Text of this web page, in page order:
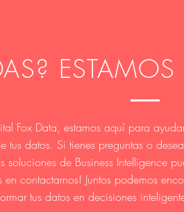
Fox Data, estamos aquí para
tus datos. Si tienes preguntas o
soluciones de Business Intelligence
en contactarnos! Juntos podemos
tus datos en decisiones